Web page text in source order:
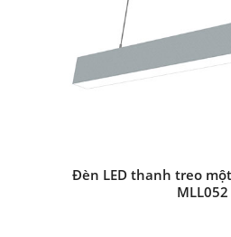
Đèn LED thanh treo
MLL052